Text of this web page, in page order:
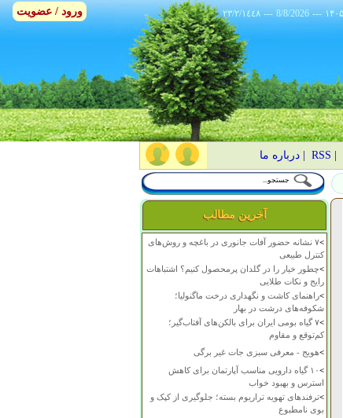
٢٣/٢/١٤٤٨ --- 8/8/2026 ---
RSS
|درباره ما
آخرین مطالب
>
۷ نشانه حضور آفات جانوری در باغچه و روش‌های
کنترل طبیعی
>چطور خیار را در گلدان پرمحصول کنیم؟ اشتباهات
رایج و نکات طلایی
>راهنمای کاشت و نگهداری درخت ماگنولیا؛
شکوفه‌های درشت در بهار
>
۷ گیاه بومی ایران برای بالکن‌های آفتاب‌گیر؛
کم‌توقع و مقاوم
>هویج - معرفی سبزی جات غیر برگی
>
۱۰ گیاه دارویی مناسب آپارتمان برای کاهش
استرس و بهبود خواب
>ترفندهای تهویه تراریوم بسته؛ جلوگیری از کپک و
بوی نامطبوع
ورود / عضویت